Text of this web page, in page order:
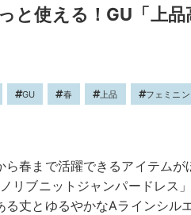
使える！GU「上品
GU 春 上品 フェミニン
春まで活躍できるアイテムが
リブニットジャンパードレス
丈とゆるやかなAラインシル